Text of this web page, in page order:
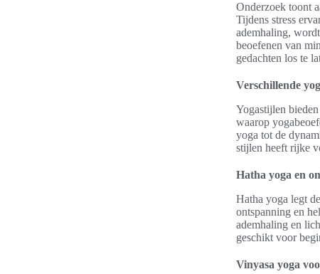
Onderzoek toont
Tijdens stress
ademhaling,
beoefenen van
gedachten los te
Verschillende
Yogastijlen
waarop
yoga tot de
stijlen heeft rijke
Hatha yoga en
Hatha yoga legt
ontspanning en
ademhaling en
geschikt voor
Vinyasa yoga